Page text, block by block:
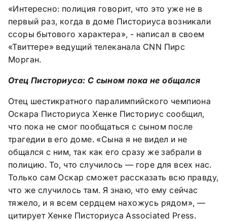
«Интересно: полиция говорит, что это уже не в
первый раз, когда в доме Писториуса возникали
ссоры бытового характера», - написал в своем
«Твиттере» ведущий телеканала CNN Пирс
Морган.
Отец Писториуса: С сыном пока не общался
Отец шестикратного паралимпийского чемпиона
Оскара Писториуса Хенке Писториус сообщил,
что пока не смог пообщаться с сыном после
трагедии в его доме. «Сына я не видел и не
общался с ним, так как его сразу же забрали в
полицию. То, что случилось — горе для всех нас.
Только сам Оскар сможет рассказать всю правду,
что же случилось там. Я знаю, что ему сейчас
тяжело, и я всем сердцем нахожусь рядом», —
цитирует Хенке Писториуса Associated Press.